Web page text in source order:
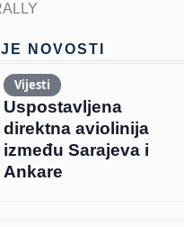
NOVOSTI
Vijesti
Uspostavljena
direktna aviolinija
između Sarajeva i
Ankare